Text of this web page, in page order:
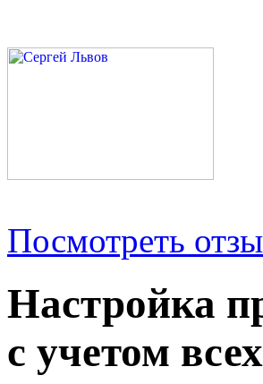
Посмотреть
Настройка
с учетом